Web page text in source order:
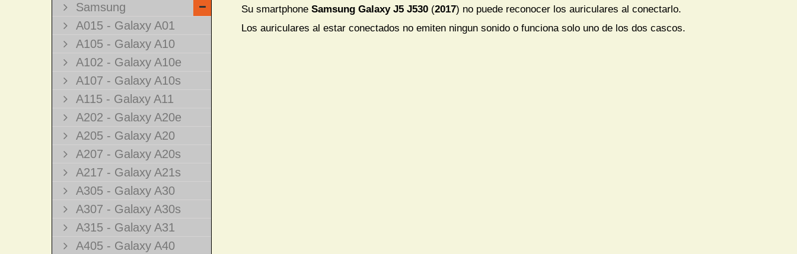
Samsung
A015 - Galaxy A01
A105 - Galaxy A10
A102 - Galaxy A10e
A107 - Galaxy A10s
A115 - Galaxy A11
A202 - Galaxy A20e
A205 - Galaxy A20
A207 - Galaxy A20s
A217 - Galaxy A21s
A305 - Galaxy A30
A307 - Galaxy A30s
A315 - Galaxy A31
A405 - Galaxy A40
Su smartphone Samsung Galaxy J5 J530 (2017) no puede reconocer los auriculares al conectarlo.
Los auriculares al estar conectados no emiten ningun sonido o funciona solo uno de los dos cascos.